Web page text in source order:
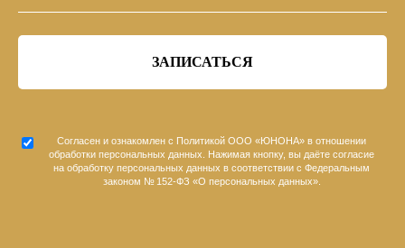
ЗАПИСАТЬСЯ
Согласен и ознакомлен с Политикой ООО «ЮНОНА» в отношении
обработки персональных данных. Нажимая кнопку, вы даёте согласие
на обработку персональных данных в соответствии с Федеральным
законом № 152-ФЗ «О персональных данных».